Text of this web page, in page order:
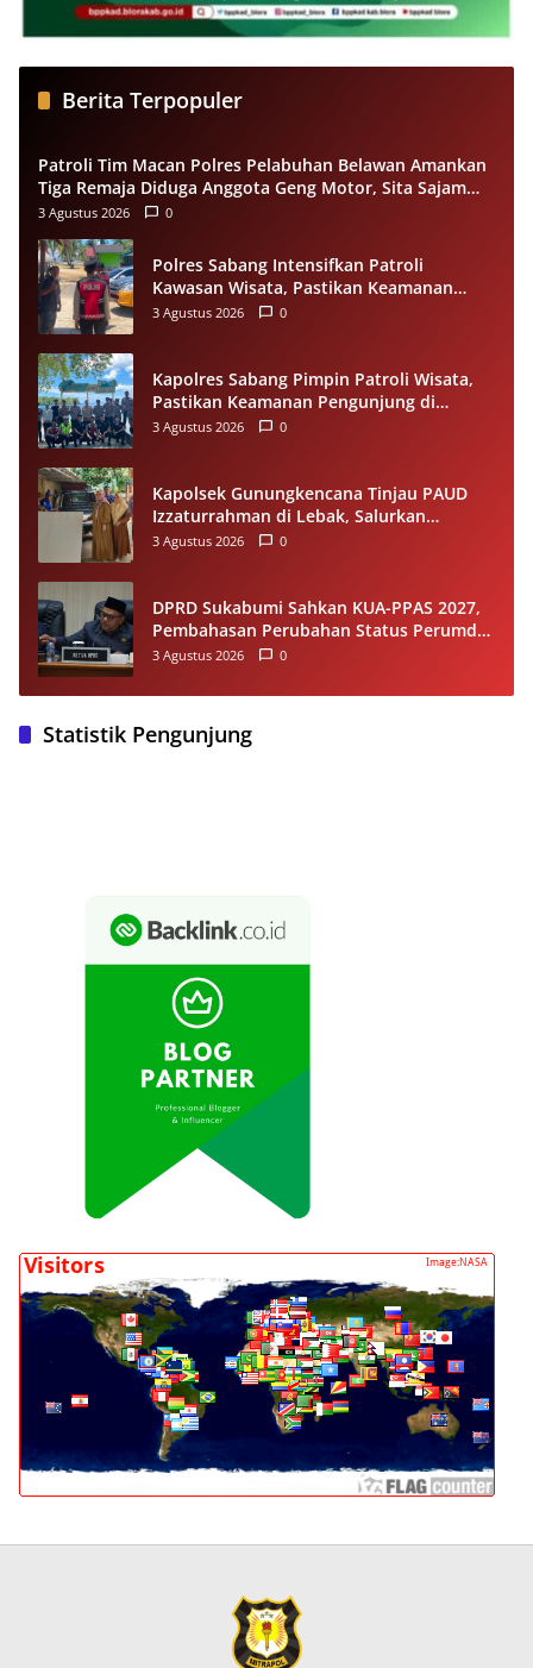
Berita Terpopuler
Patroli Tim Macan Polres Pelabuhan Belawan Amankan
Tiga Remaja Diduga Anggota Geng Motor, Sita Sajam
dan Sepeda Motor
3 Agustus 2026 0
Polres Sabang Intensifkan Patroli
Kawasan Wisata, Pastikan Keamanan
Wisatawan Tetap Kondusif
3 Agustus 2026 0
Kapolres Sabang Pimpin Patroli Wisata,
Pastikan Keamanan Pengunjung di
Destinasi Wisata Tetap Kondusif
3 Agustus 2026 0
Kapolsek Gunungkencana Tinjau PAUD
Izzaturrahman di Lebak, Salurkan
Bantuan Plafon untuk Ruang Belajar
3 Agustus 2026 0
DPRD Sukabumi Sahkan KUA-PPAS 2027,
Pembahasan Perubahan Status Perumda
Tirta Jaya Berlanjut
3 Agustus 2026 0
Statistik Pengunjung